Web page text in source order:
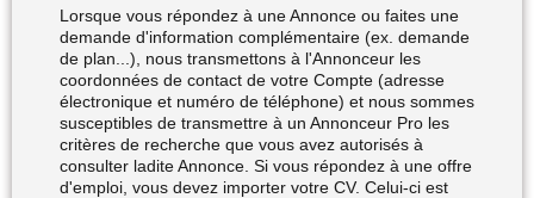
Lorsque vous répondez à une Annonce ou faites une
demande d'information complémentaire (ex. demande
de plan...), nous transmettons à l'Annonceur les
coordonnées de contact de votre Compte (adresse
électronique et numéro de téléphone) et nous sommes
susceptibles de transmettre à un Annonceur Pro les
critères de recherche que vous avez autorisés à
consulter ladite Annonce. Si vous répondez à une offre
d'emploi, vous devez importer votre CV. Celui-ci est